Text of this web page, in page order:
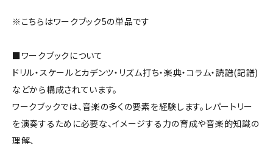
※こちらはワークブック5の単品です
■ワークブックについて
ドリル・スケールとカデンツ・リズム打ち・楽典・コラム・読譜(記譜)
などから構成されています。
ワークブックでは、音楽の多くの要素を経験します。レパートリー
を演奏するために必要な、イメージする力の育成や音楽的知識の
理解、